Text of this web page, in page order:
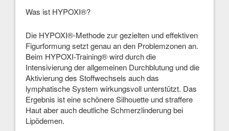
Was ist HYPOXI®?
Die HYPOXI®-Methode zur gezielten und effektiven
Figurformung setzt genau an den Problemzonen an.
Beim HYPOXI-Training® wird durch die
Intensivierung der allgemeinen Durchblutung und die
Aktivierung des Stoffwechsels auch das
lymphatische System wirkungsvoll unterstützt. Das
Ergebnis ist eine schönere Silhouette und straffere
Haut aber auch deutliche Schmerzlinderung bei
Lipödemen.